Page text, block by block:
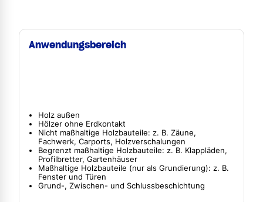
Anwendungsbereich
Holz außen
Hölzer ohne Erdkontakt
Nicht maßhaltige Holzbauteile: z. B. Zäune,
Fachwerk, Carports, Holzverschalungen
Begrenzt maßhaltige Holzbauteile: z. B. Klappläden,
Profilbretter, Gartenhäuser
Maßhaltige Holzbauteile (nur als Grundierung): z. B.
Fenster und Türen
Grund-, Zwischen- und Schlussbeschichtung